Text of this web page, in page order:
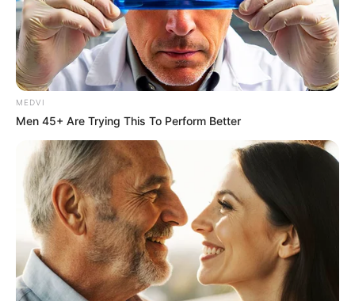
MEDVI
Men 45+ Are Trying This To Perform Better